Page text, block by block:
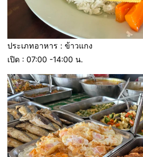
ประเภทอาหาร : ข้าวแกง
เปิด : 07:00 -14:00 น.